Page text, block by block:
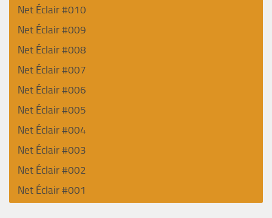
Net Éclair #010
Net Éclair #009
Net Éclair #008
Net Éclair #007
Net Éclair #006
Net Éclair #005
Net Éclair #004
Net Éclair #003
Net Éclair #002
Net Éclair #001